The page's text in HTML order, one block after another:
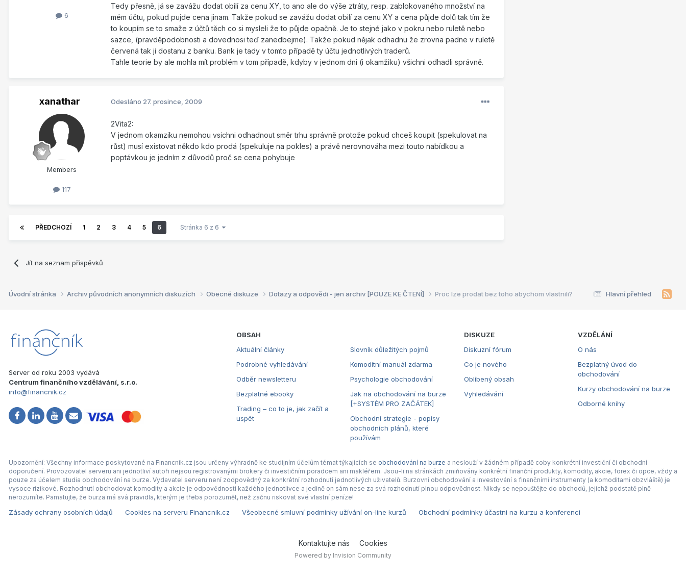
6
Tedy přesně, já se zavážu dodat obilí za cenu XY, to ano ale do výše ztráty, resp. zablokovaného množství na
mém účtu, pokud pujde cena jinam. Takže pokud se zavážu dodat obilí za cenu XY a cena půjde dolů tak tím že
to koupím se to smaže z účtů těch co si mysleli že to půjde opačně. Je to stejné jako v pokru nebo ruletě nebo
sazce, (pravděpodobnosti a dovednosi teď zanedbejme). Takže pokud nějak odhadnu že zrovna padne v ruletě
červená tak ji dostanu z banku. Bank je tady v tomto případě ty účtu jednotlivých traderů.
Tahle teorie by ale mohla mít problém v tom případě, kdyby v jednom dni (i okamžiku) všichni odhadli správně.
xanathar
Members
117
Odesláno 27. prosince, 2009
2Vita2:
V jednom okamziku nemohou vsichni odhadnout směr trhu správně protože pokud chceš koupit (spekulovat na
růst) musí existovat někdo kdo prodá (spekuluje na pokles) a právě nerovnováha mezi touto nabídkou a
poptávkou je jedním z důvodů proč se cena pohybuje
PŘEDCHOZÍ 1 2 3 4 5 6 Stránka 6 z 6
Jít na seznam příspěvků
Hlavní přehled
Úvodní stránka Archiv původních anonymních diskuzích Obecné diskuze Dotazy a odpovědi - jen archiv [POUZE KE ČTENÍ] Proc lze prodat bez toho abychom vlastnili?
Server od roku 2003 vydává
Centrum finančního vzdělávání, s.r.o.
info@financnik.cz
OBSAH
Aktuální články
Podrobné vyhledávání
Odběr newsletteru
Bezplatné ebooky
Trading – co to je, jak začít a
uspět
Slovník důležitých pojmů
Komoditní manuál zdarma
Psychologie obchodování
Jak na obchodování na burze
[+SYSTÉM PRO ZAČÁTEK]
Obchodní strategie - popisy
obchodních plánů, které
používám
DISKUZE
Diskuzní fórum
Co je nového
Oblíbený obsah
Vyhledávání
VZDĚLÁNÍ
O nás
Bezplatný úvod do
obchodování
Kurzy obchodování na burze
Odborné knihy
Upozornění: Všechny informace poskytované na Financnik.cz jsou určeny výhradně ke studijním účelům témat týkajících se obchodování na burze a neslouží v žádném případě coby konkrétní investiční či obchodní
doporučení. Provozovatel serveru ani jednotliví autoři nejsou registrovanými brokery či investičním poradcem ani makléřem. Jsou-li na stránkách zmiňovány konkrétní finanční produkty, komodity, akcie, forex či opce, vždy a
pouze za účelem studia obchodování na burze. Vydavatel serveru není zodpovědný za konkrétní rozhodnutí jednotlivých uživatelů. Burzovní obchodování a investování s finančními instrumenty (a komoditami obzvláště) je
vysoce rizikové. Rozhodnutí obchodovat komodity a akcie je odpovědností každého jednotlivce a jedině on sám nese za svá rozhodnutí plnou odpovědnost. Nikdy se nepouštějte do obchodů, jejichž podstatě plně
nerozumíte. Pamatujte, že burza má svá pravidla, kterým je třeba porozumět, než začnu riskovat své vlastní peníze!
Zásady ochrany osobních údajů Cookies na serveru Financnik.cz Všeobecné smluvní podmínky užívání on-line kurzů Obchodní podmínky účastni na kurzu a konferenci
Kontaktujte nás Cookies
Powered by Invision Community